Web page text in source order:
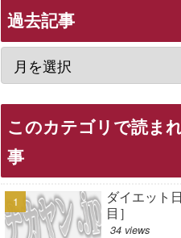
過去記事
このカテゴリで読ま
事
ダイエット
目］
34 views